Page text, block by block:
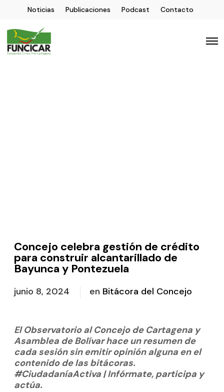
Noticias Publicaciones Podcast Contacto
Concejo celebra gestión de crédito
para construir alcantarillado de
Bayunca y Pontezuela
junio 8, 2024 en Bitácora del Concejo
El Observatorio al Concejo de Cartagena y
Asamblea de Bolívar hace un resumen de
cada sesión sin emitir opinión alguna en el
contenido de las bitácoras.
#CiudadaníaActiva | Infórmate, participa y
actúa.